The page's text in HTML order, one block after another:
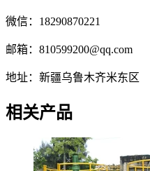
微信：18290870221
邮箱：810599200@qq.com
地址：新疆乌鲁木齐米东区
相关产品